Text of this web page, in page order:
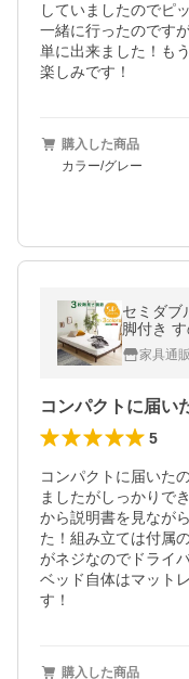
していましたのでピ
一緒に行ったのです
単に出来ました！も
楽しみです！
購入した商品
カラー/グレー
セミダブ
脚付き
産パイン
家具通
5
コンパクトに届いた
ましたがしっかりで
から説明書を見なが
た！組み立ては付属
がネジなのでドライ
ベッド自体はマット
す！
購入した商品